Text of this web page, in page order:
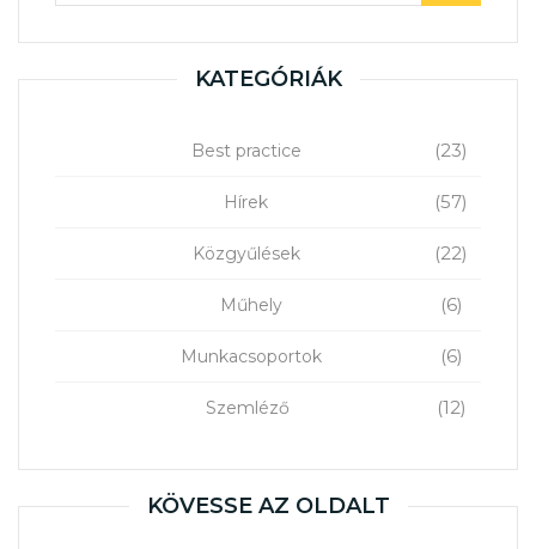
KATEGÓRIÁK
Best practice (23)
Hírek (57)
Közgyűlések (22)
Műhely (6)
Munkacsoportok (6)
Szemléző (12)
KÖVESSE AZ OLDALT